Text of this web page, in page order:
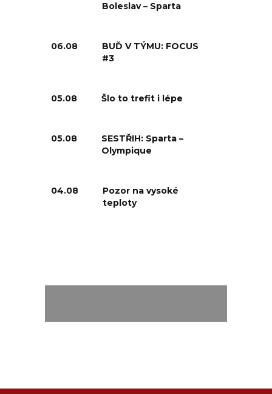
Boleslav – Sparta
06.08
BUĎ V TÝMU: FOCUS
#3
05.08 Šlo to trefit i lépe
05.08
SESTŘIH: Sparta –
Olympique
04.08
Pozor na vysoké
teploty